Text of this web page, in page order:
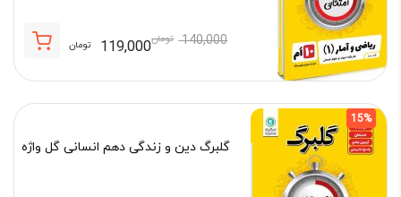
140,000 تومان
اصلی:
140,000 تومان
119,000 تومان
فعلی:
119,000 تومان.
15%
گلبرگ دین و زندگی دهم انسانی گل واژه